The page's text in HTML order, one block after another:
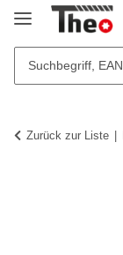
Zurück zur Liste